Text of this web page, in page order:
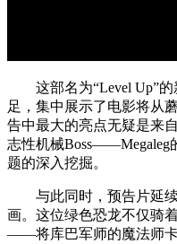
这部名为“Level Up”
足，集中展示了电影将从
告中最大的亮点无疑是来
志性机械Boss——Megaleg
题的深入挖掘。
与此同时，预告片延
画。这位绿色恐龙不仅骑
——将库巴军师的魔法师